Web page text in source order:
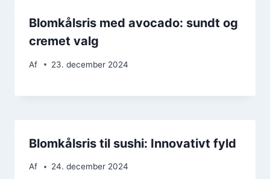
Blomkålsris med avocado: sundt og
cremet valg
Af 23. december 2024
Blomkålsris til sushi: Innovativt fyld
Af 24. december 2024